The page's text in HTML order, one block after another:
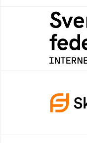
Grunden för
Ett
inloggning